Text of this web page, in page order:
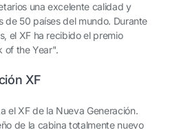
una excelente calidad y
de 50 países del mundo. Durante
el XF ha recibido el premio
of the Year".
XF
el XF de la Nueva Generación.
de la cabina totalmente nuevo